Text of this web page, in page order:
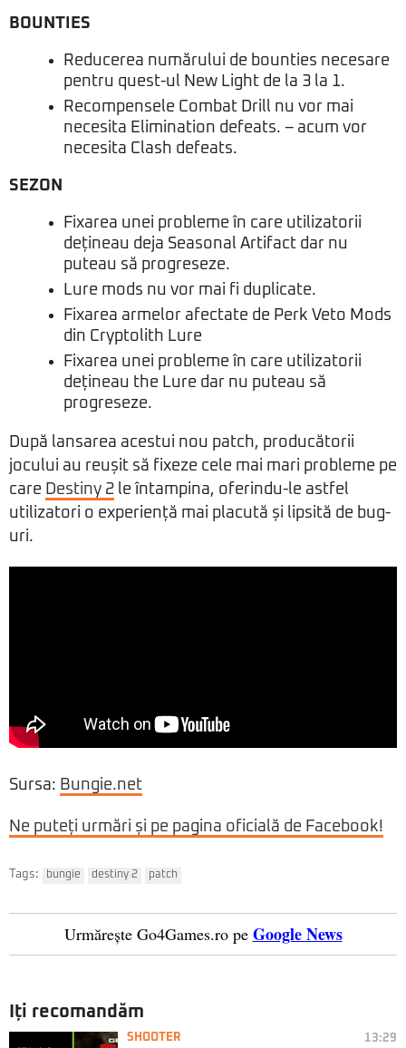
BOUNTIES
Reducerea numărului de bounties necesare
pentru quest-ul New Light de la 3 la 1.
Recompensele Combat Drill nu vor mai
necesita Elimination defeats. – acum vor
necesita Clash defeats.
SEZON
Fixarea unei probleme în care utilizatorii
dețineau deja Seasonal Artifact dar nu
puteau să progreseze.
Lure mods nu vor mai fi duplicate.
Fixarea armelor afectate de Perk Veto Mods
din Cryptolith Lure
Fixarea unei probleme în care utilizatorii
dețineau the Lure dar nu puteau să
progreseze.
După lansarea acestui nou patch, producătorii
jocului au reușit să fixeze cele mai mari probleme pe
care Destiny 2 le întampina, oferindu-le astfel
utilizatori o experiență mai placută și lipsită de bug-
uri.
Sursa: Bungie.net
Ne puteți urmări și pe pagina oficială de Facebook!
Tags: bungie destiny 2 patch
Urmărește Go4Games.ro pe Google News
Iți recomandăm
SHOOTER 13:29